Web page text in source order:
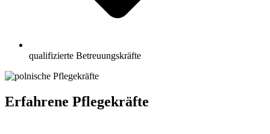
qualifizierte Betreuungskräfte
Erfahrene Pflegekräfte